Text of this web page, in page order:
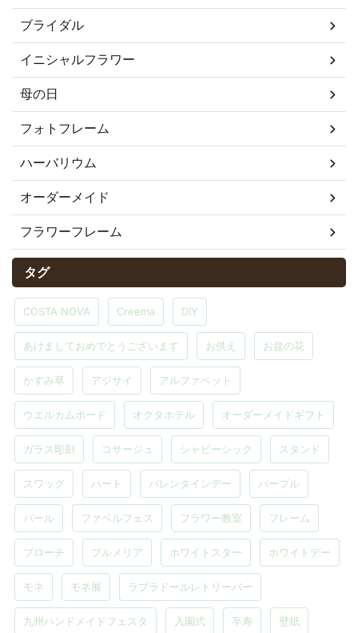
ブライダル
イニシャルフラワー
母の日
フォトフレーム
ハーバリウム
オーダーメイド
フラワーフレーム
タグ
COSTA NOVA Creema DIY
あけましておめでとうございます お供え お盆の花
かすみ草 アジサイ アルファベット
ウエルカムボード オクタホテル オーダーメイドギフト
ガラス彫刻 コサージュ シャビーシック スタンド
スワッグ ハート バレンタインデー パープル
パール ファベルフェス フラワー教室 フレーム
ブローチ プルメリア ホワイトスター ホワイトデー
モネ モネ展 ラブラドールレトリーバー
九州ハンドメイドフェスタ 入園式 卒寿 壁紙